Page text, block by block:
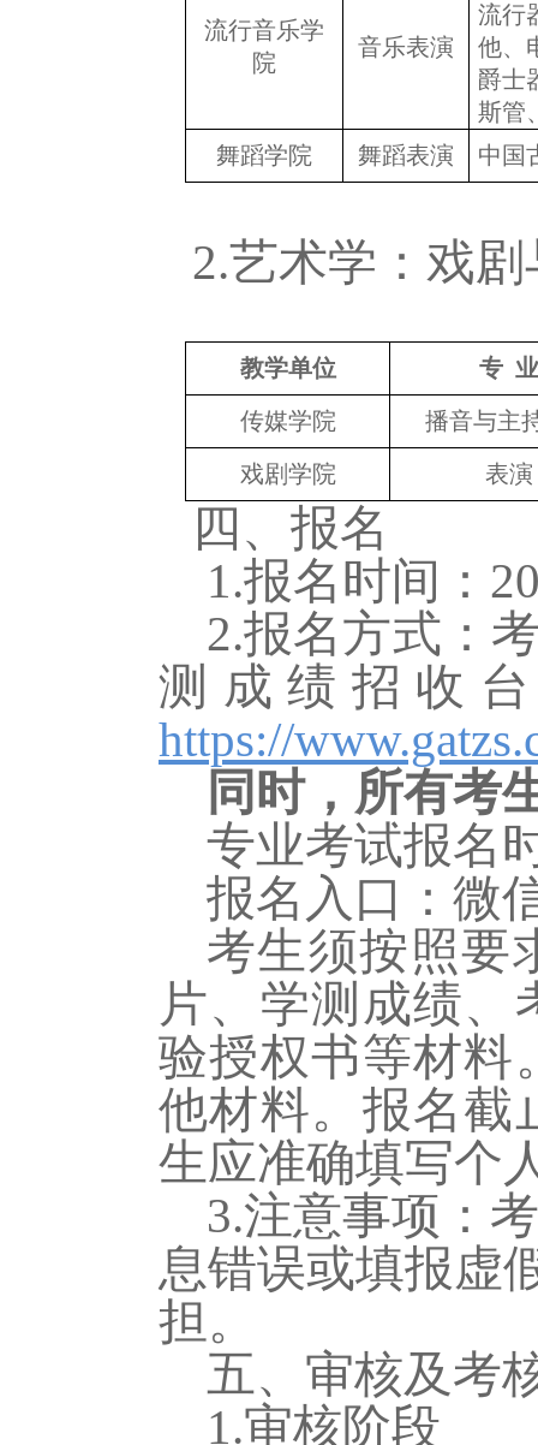
流行音乐学
院
音乐表演
流行
他、
爵士
斯管
舞蹈学院
舞蹈表演 中国
2.艺术学：戏
教学单位 专 业
传媒学院
播音与主
戏剧学院
表演
四、 报名
1.报名时间：
2.报名方式：
测成绩招收
https://
同时，所有考
专业考试报名
报名入口：微
考生须按照要
片、学测成绩
验授权书等材料
他材料。报名截
生应准确填写个
3.注意事项：
息错误或填报虚
担。
五、审核及考
1.审核阶段